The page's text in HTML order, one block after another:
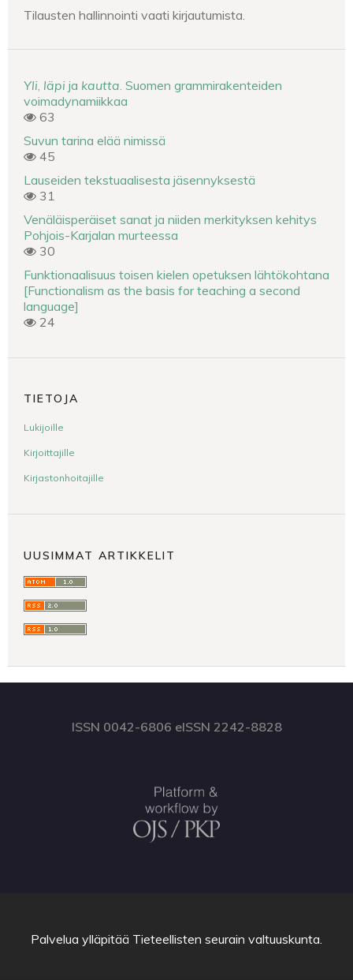
Tilausten hallinnointi vaati kirjautumista.
Yli läpi ja kautta . Suomen grammirakenteiden
voimadynamiikkaa
63
Suvun tarina elää nimissä
45
Lauseiden tekstuaalisesta jäsennyksestä
31
Venäläisperäiset sanat ja niiden merkityksen kehitys
Pohjois-Karjalan murteessa
30
Funktionaalisuus toisen kielen opetuksen lähtökohtana
[Functionalism as the basis for teaching a second
language]
24
TIETOJA
Lukijoille
Kirjoittajille
Kirjastonhoitajille
UUSIMMAT ARTIKKELIT
ISSN 0042-6806 eISSN 2242-8828
Palvelua ylläpitää Tieteellisten seurain valtuuskunta.